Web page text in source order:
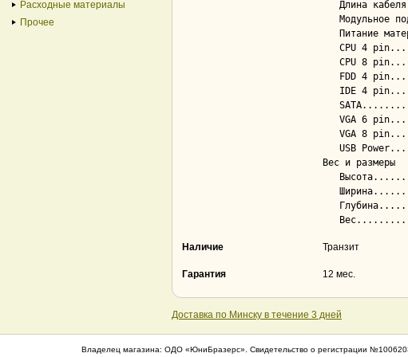
Вес и размеры
Наличие Транзит
Гарантия 12 мес.
Доставка по Минску в течение 3 дней
Расходные материалы
Прочее
Владелец магазина: ОДО «ЮниБразерс». Свидетельство о регистрации